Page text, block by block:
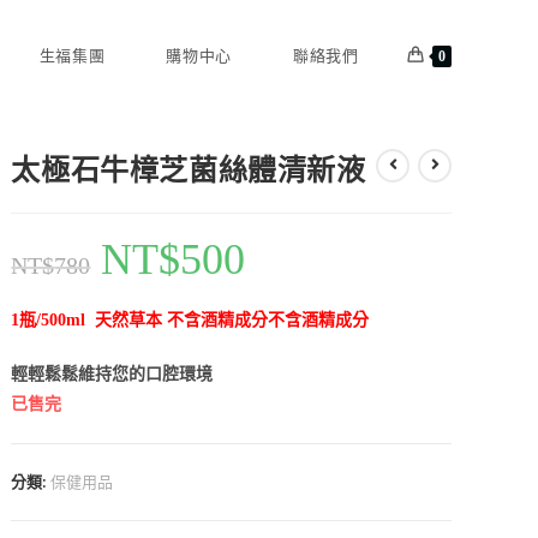
生福集團 購物中心 聯絡我們 0
太極石牛樟芝菌絲體清新液
NT$780 NT$500
1瓶/500ml 天然草本 不含酒精成分不含酒精成分
輕輕鬆鬆維持您的口腔環境
已售完
分類:保健用品